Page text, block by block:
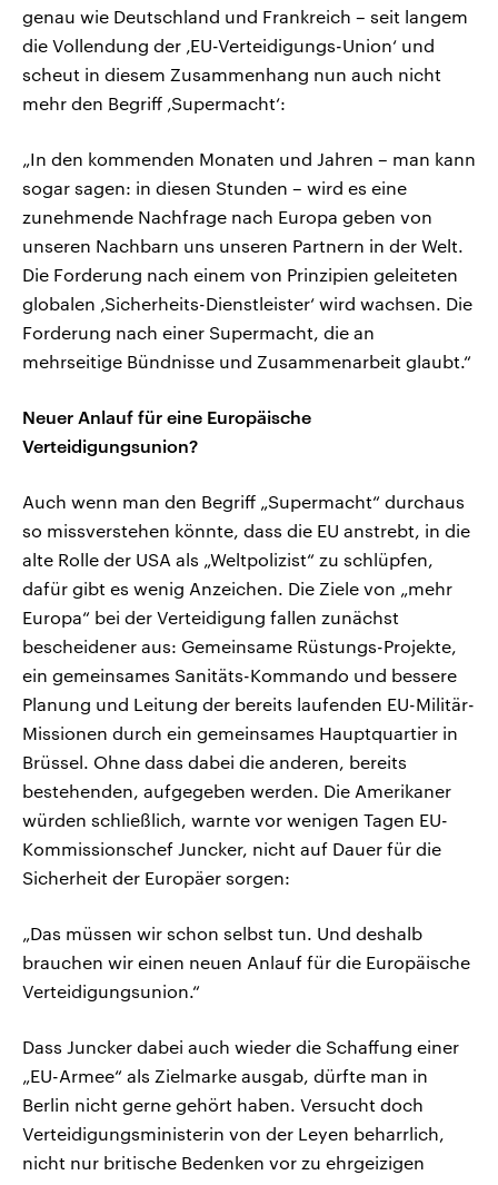
genau wie Deutschland und Frankreich – seit langem
die Vollendung der ‚EU-Verteidigungs-Union‘ und
scheut in diesem Zusammenhang nun auch nicht
mehr den Begriff ‚Supermacht‘:
„In den kommenden Monaten und Jahren – man kann
sogar sagen: in diesen Stunden – wird es eine
zunehmende Nachfrage nach Europa geben von
unseren Nachbarn uns unseren Partnern in der Welt.
Die Forderung nach einem von Prinzipien geleiteten
globalen ‚Sicherheits-Dienstleister‘ wird wachsen. Die
Forderung nach einer Supermacht, die an
mehrseitige Bündnisse und Zusammenarbeit glaubt.“
Neuer Anlauf für eine Europäische
Verteidigungsunion?
Auch wenn man den Begriff „Supermacht“ durchaus
so missverstehen könnte, dass die EU anstrebt, in die
alte Rolle der USA als „Weltpolizist“ zu schlüpfen,
dafür gibt es wenig Anzeichen. Die Ziele von „mehr
Europa“ bei der Verteidigung fallen zunächst
bescheidener aus: Gemeinsame Rüstungs-Projekte,
ein gemeinsames Sanitäts-Kommando und bessere
Planung und Leitung der bereits laufenden EU-Militär-
Missionen durch ein gemeinsames Hauptquartier in
Brüssel. Ohne dass dabei die anderen, bereits
bestehenden, aufgegeben werden. Die Amerikaner
würden schließlich, warnte vor wenigen Tagen EU-
Kommissionschef Juncker, nicht auf Dauer für die
Sicherheit der Europäer sorgen:
„Das müssen wir schon selbst tun. Und deshalb
brauchen wir einen neuen Anlauf für die Europäische
Verteidigungsunion.“
Dass Juncker dabei auch wieder die Schaffung einer
„EU-Armee“ als Zielmarke ausgab, dürfte man in
Berlin nicht gerne gehört haben. Versucht doch
Verteidigungsministerin von der Leyen beharrlich,
nicht nur britische Bedenken vor zu ehrgeizigen